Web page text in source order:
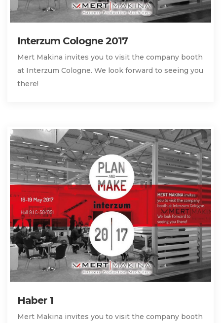
Interzum Cologne 2017
Mert Makina invites you to visit the company booth
at Interzum Cologne. We look forward to seeing you
there!
Haber 1
Mert Makina invites you to visit the company booth